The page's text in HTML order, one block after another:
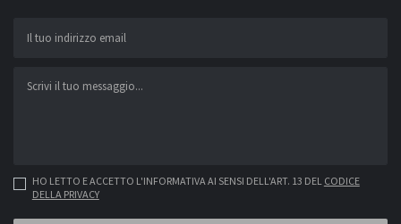
HO LETTO E ACCETTO L'INFORMATIVA AI SENSI DELL'ART. 13 DEL CODICE
DELLA PRIVACY